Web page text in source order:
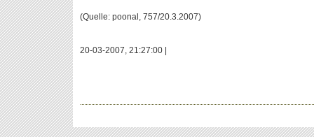
(Quelle: poonal, 757/20.3.2007)
20-03-2007, 21:27:00 |